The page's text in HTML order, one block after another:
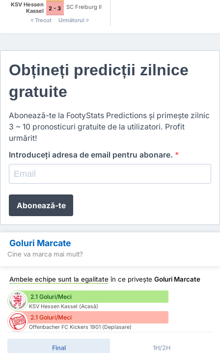
KSV Hessen
Kassel
2 - 3
SC Freiburg II
Trecut
Următorul
Obțineți predicții zilnice
gratuite
Abonează-te la FootyStats Predictions și primește zilnic
3 ~ 10 pronosticuri gratuite de la utilizatori. Profit
urmărit!
Introduceți adresa de email pentru abonare. *
Abonează-te
Goluri Marcate
Cine va marca mai mult?
Ambele echipe sunt la egalitateîn ce privește Goluri Marcate
2.1 Goluri/Meci
KSV Hessen Kassel (Acasă)
2.1 Goluri/Meci
Offenbacher FC Kickers 1901 (Deplasare)
Final 1H/2H